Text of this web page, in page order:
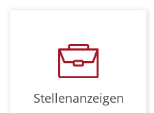
Stellenanzeigen